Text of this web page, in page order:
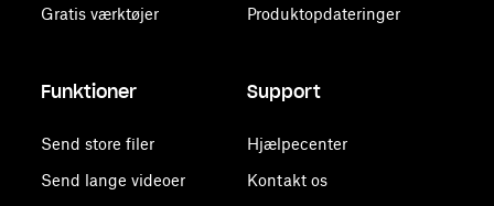
Gratis værktøjer
Produktopdateringer
Funktioner
Send store filer
Send lange videoer
Support
Hjælpecenter
Kontakt os